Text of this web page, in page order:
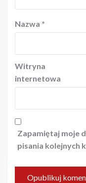
Nazwa *
Witryna
internetowa
Zapamiętaj moje
pisania kolejnych